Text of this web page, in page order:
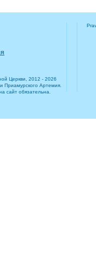
Церкви, 2012 - 2026
Приамурского Артемия.
сайт обязательна.